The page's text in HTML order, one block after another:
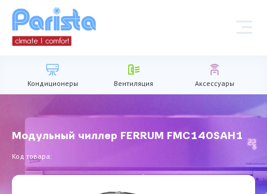
Кондиционеры Вентиляция Аксессуары
Модульный чиллер FERRUM FMC140SAH1
Код товара: